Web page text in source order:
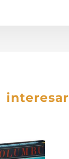
interesar